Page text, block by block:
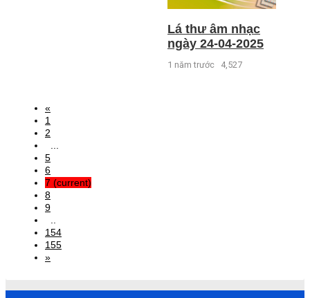
Lá thư âm nhạc
ngày 24-04-2025
1 năm trước 4,527
«
1
2
5
6
7 (current)
8
9
154
155
»